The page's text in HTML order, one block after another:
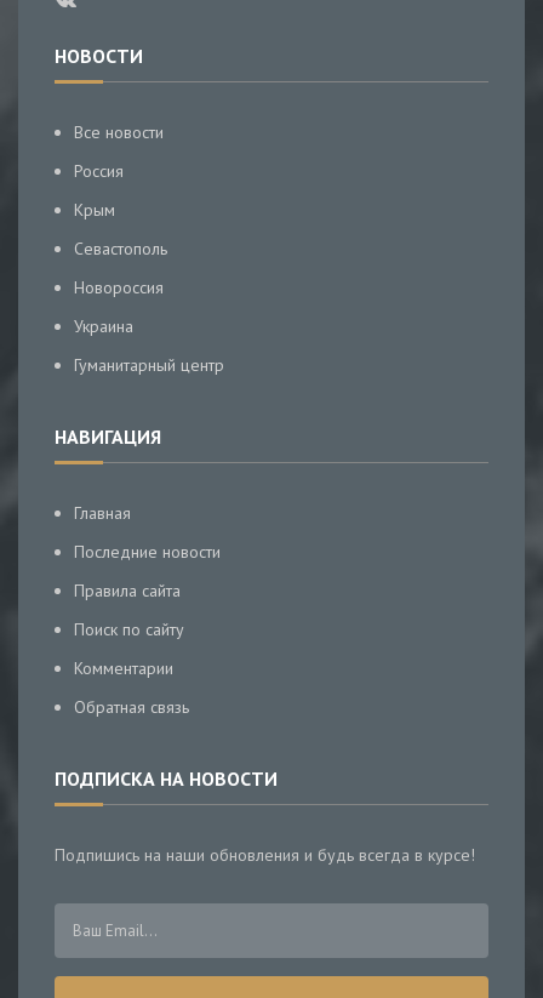
НОВОСТИ
Все новости
Россия
Крым
Севастополь
Новороссия
Украина
Гуманитарный центр
НАВИГАЦИЯ
Главная
Последние новости
Правила сайта
Поиск по сайту
Комментарии
Обратная связь
ПОДПИСКА НА НОВОСТИ
Подпишись на наши обновления и будь всегда в курсе!